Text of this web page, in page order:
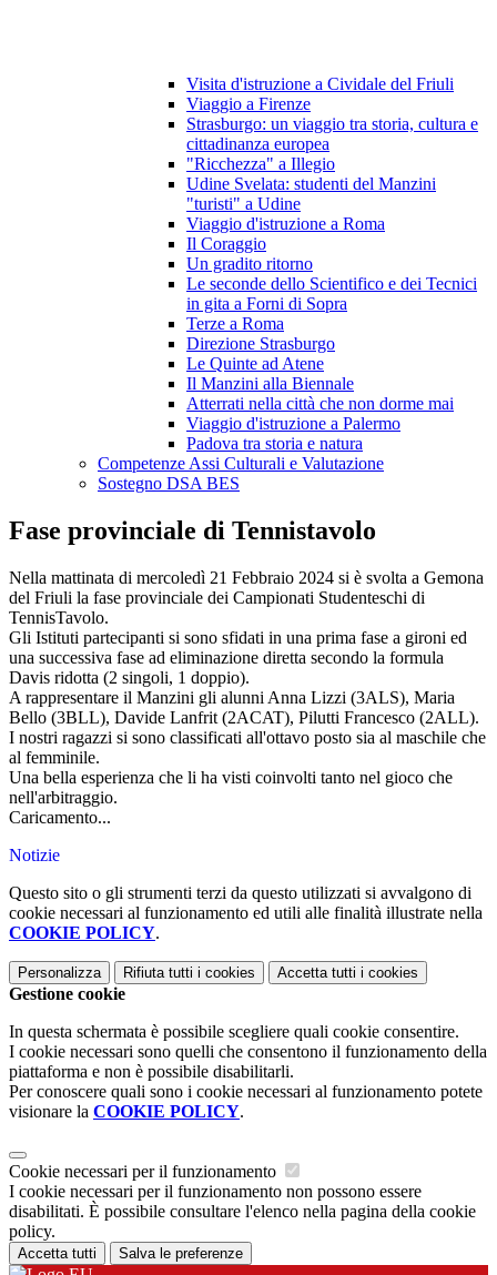
Visita d'istruzione a Cividale del Friuli
Viaggio a Firenze
Strasburgo: un viaggio tra storia, cultura e
cittadinanza europea
"Ricchezza" a Illegio
Udine Svelata: studenti del Manzini
"turisti" a Udine
Viaggio d'istruzione a Roma
Il Coraggio
Un gradito ritorno
Le seconde dello Scientifico e dei Tecnici
in gita a Forni di Sopra
Terze a Roma
Direzione Strasburgo
Le Quinte ad Atene
Il Manzini alla Biennale
Atterrati nella città che non dorme mai
Viaggio d'istruzione a Palermo
Padova tra storia e natura
Competenze Assi Culturali e Valutazione
Sostegno DSA BES
Fase provinciale di Tennistavolo
Nella mattinata di mercoledì 21 Febbraio 2024 si è svolta a Gemona
del Friuli la fase provinciale dei Campionati Studenteschi di
TennisTavolo.
Gli Istituti partecipanti si sono sfidati in una prima fase a gironi ed
una successiva fase ad eliminazione diretta secondo la formula
Davis ridotta (2 singoli, 1 doppio).
A rappresentare il Manzini gli alunni Anna Lizzi (3ALS), Maria
Bello (3BLL), Davide Lanfrit (2ACAT), Pilutti Francesco (2ALL).
I nostri ragazzi si sono classificati all'ottavo posto sia al maschile che
al femminile.
Una bella esperienza che li ha visti coinvolti tanto nel gioco che
nell'arbitraggio.
Caricamento...
Notizie
Questo sito o gli strumenti terzi da questo utilizzati si avvalgono di
cookie necessari al funzionamento ed utili alle finalità illustrate nella
COOKIE POLICY.
Personalizza Rifiuta tutti i cookies Accetta tutti i cookies
Gestione cookie
In questa schermata è possibile scegliere quali cookie consentire.
I cookie necessari sono quelli che consentono il funzionamento della
piattaforma e non è possibile disabilitarli.
Per conoscere quali sono i cookie necessari al funzionamento potete
visionare la COOKIE POLICY.
Cookie necessari per il funzionamento
I cookie necessari per il funzionamento non possono essere
disabilitati. È possibile consultare l'elenco nella pagina della cookie
policy.
Accetta tutti Salva le preferenze